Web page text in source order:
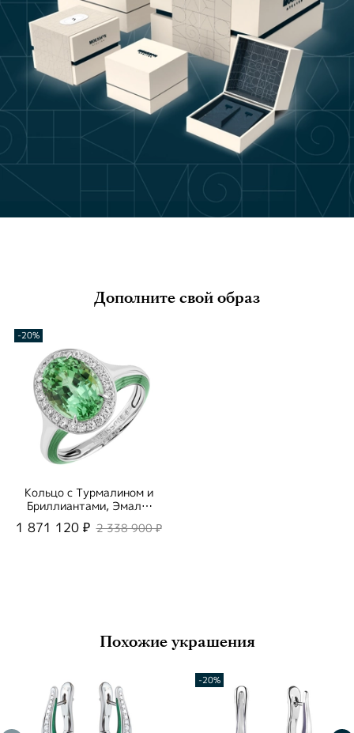
Дополните свой образ
-20%
Кольцо с Турмалином и
Бриллиантами, Эмаль,
R0143-01/1
1 871 120 ₽ 2 338 900 ₽
Похожие украшения
-20%